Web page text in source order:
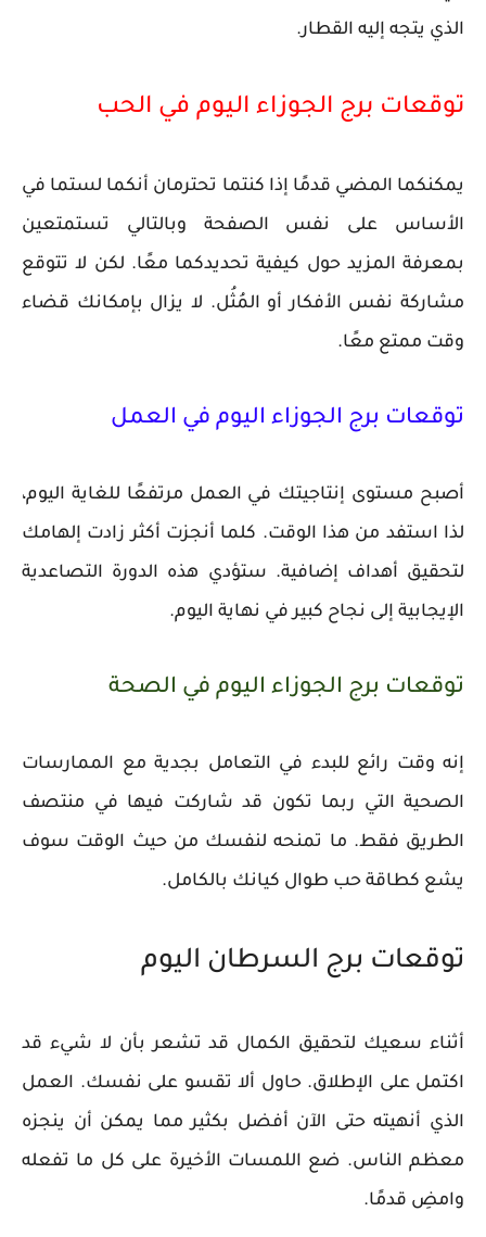
الذي يتجه إليه القطار.
توقعات برج الجوزاء اليوم في الحب
يمكنكما المضي قدمًا إذا كنتما تحترمان أنكما لستما في
الأساس على نفس الصفحة وبالتالي تستمتعين
بمعرفة المزيد حول كيفية تحديدكما معًا. لكن لا تتوقع
مشاركة نفس الأفكار أو المُثُل. لا يزال بإمكانك قضاء
وقت ممتع معًا.
توقعات برج الجوزاء اليوم في العمل
أصبح مستوى إنتاجيتك في العمل مرتفعًا للغاية اليوم،
لذا استفد من هذا الوقت. كلما أنجزت أكثر زادت إلهامك
لتحقيق أهداف إضافية. ستؤدي هذه الدورة التصاعدية
الإيجابية إلى نجاح كبير في نهاية اليوم.
توقعات برج الجوزاء اليوم في الصحة
إنه وقت رائع للبدء في التعامل بجدية مع الممارسات
الصحية التي ربما تكون قد شاركت فيها في منتصف
الطريق فقط. ما تمنحه لنفسك من حيث الوقت سوف
يشع كطاقة حب طوال كيانك بالكامل.
توقعات برج السرطان اليوم
أثناء سعيك لتحقيق الكمال قد تشعر بأن لا شيء قد
اكتمل على الإطلاق. حاول ألا تقسو على نفسك. العمل
الذي أنهيته حتى الآن أفضل بكثير مما يمكن أن ينجزه
معظم الناس. ضع اللمسات الأخيرة على كل ما تفعله
وامضِ قدمًا.